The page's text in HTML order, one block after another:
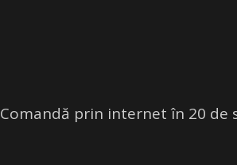
Comandă prin internet în 20 de